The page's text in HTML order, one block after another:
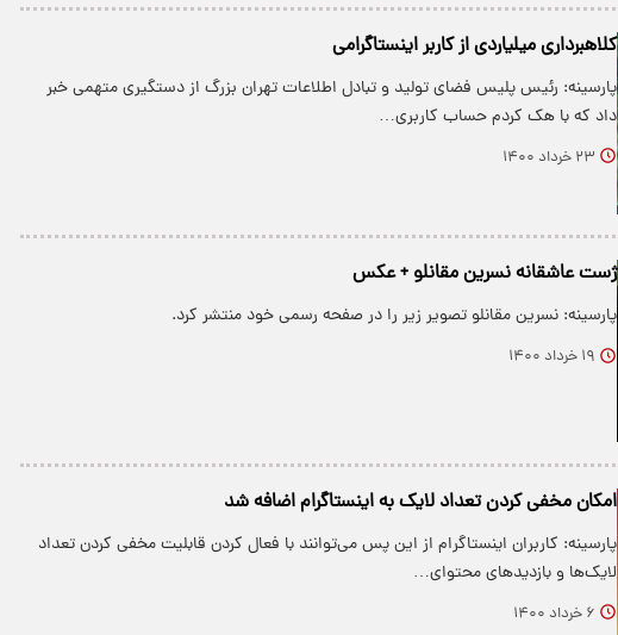
کلاهبرداری میلیاردی از کاربر اینستاگرامی
پارسینه: رئیس پلیس فضای تولید و تبادل اطلاعات تهران بزرگ از دستگیری متهمی خبر
داد که با هک کردم حساب کاربری…
۲۳ خرداد ۱۴۰۰
ژست عاشقانه نسرین مقانلو + عکس
پارسینه: نسرین مقانلو تصویر زیر را در صفحه رسمی خود منتشر کرد.
۱۹ خرداد ۱۴۰۰
امکان مخفی کردن تعداد لایک به اینستاگرام اضافه شد
پارسینه: کاربران اینستاگرام از این پس می‌توانند با فعال کردن قابلیت مخفی کردن تعداد
لایک‌ها و بازدیدهای محتوای…
۶ خرداد ۱۴۰۰